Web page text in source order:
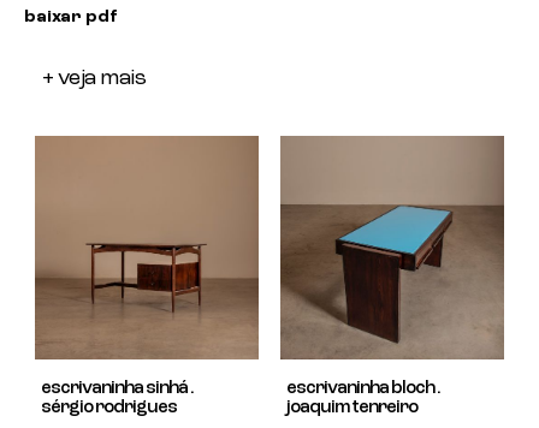
baixar pdf
+ veja mais
escrivaninha sinhá .
sérgio rodrigues
escrivaninha bloch .
joaquim tenreiro